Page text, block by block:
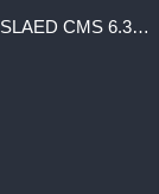
Тестируем релиз Pre-Alpha версии системы SLAED CMS 6.3 Pro